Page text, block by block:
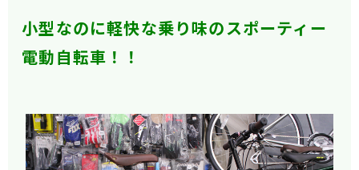
小型なのに軽快な乗り味のスポーティー
電動自転車！！